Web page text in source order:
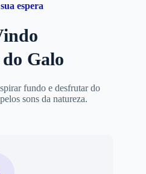
espera
Galo
fundo e desfrutar do
sons da natureza.